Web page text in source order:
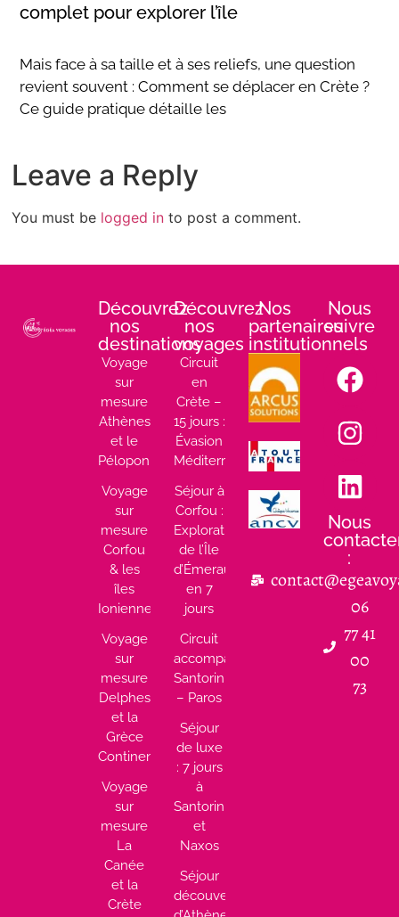
complet pour explorer l’île
Mais face à sa taille et à ses reliefs, une question
revient souvent : Comment se déplacer en Crète ?
Ce guide pratique détaille les
Leave a Reply
You must be logged in to post a comment.
Découvrez
nos
destinations
Voyage
sur
mesure
Athènes
et le
Péloponnèse
Voyage
sur
mesure
Corfou
& les
îles
Ioniennes
Voyage
sur
mesure
Delphes
et la
Grèce
Continentale
Voyage
sur
mesure
La
Canée
et la
Crète
Découvrez
nos
voyages
Circuit
en
Crète –
15 jours :
Évasion
Méditerranéenne
Séjour à
Corfou :
Exploration
de l’Île
d’Émeraude
en 7
jours
Circuit
accompagné
Santorin
– Paros
Séjour
de luxe
: 7 jours
à
Santorin
et
Naxos
Séjour
découverte
Nos
partenaires
institutionnels
Nous
suivre
:
Nous
:
06
77 41
00
73